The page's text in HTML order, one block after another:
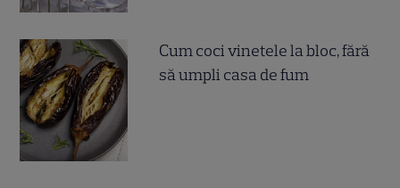
Cum coci vinetele la bloc, fără
să umpli casa de fum